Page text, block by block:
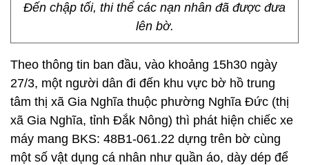
Đến chập tối, thi thể các nạn nhân đã được đưa
lên bờ.
Theo thông tin ban đầu, vào khoảng 15h30 ngày
27/3, một người dân đi đến khu vực bờ hồ trung
tâm thị xã Gia Nghĩa thuộc phường Nghĩa Đức (thị
xã Gia Nghĩa, tỉnh Đắk Nông) thì phát hiện chiếc xe
máy mang BKS: 48B1-061.22 dựng trên bờ cùng
một số vật dụng cá nhân như quần áo, dày dép để